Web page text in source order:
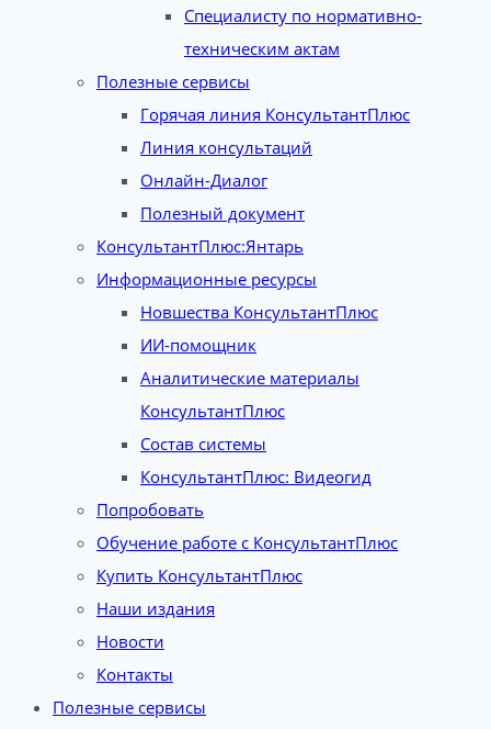
Специалисту по нормативно-
техническим актам
Полезные сервисы
Горячая линия КонсультантПлюс
Линия консультаций
Онлайн-Диалог
Полезный документ
КонсультантПлюс:Янтарь
Информационные ресурсы
Новшества КонсультантПлюс
ИИ-помощник
Аналитические материалы
КонсультантПлюс
Состав системы
КонсультантПлюс: Видеогид
Попробовать
Обучение работе с КонсультантПлюс
Купить КонсультантПлюс
Наши издания
Новости
Контакты
Полезные сервисы